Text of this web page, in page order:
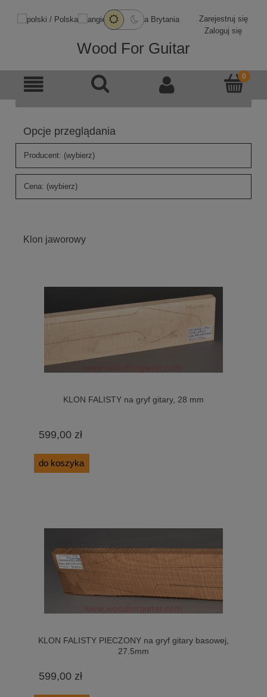
Zarejestruj się
Zaloguj się
Wood For Guitar
Opcje przeglądania
Producent: (wybierz)
Cena: (wybierz)
Klon jaworowy
KLON FALISTY na gryf gitary, 28 mm
599,00 zł
do koszyka
KLON FALISTY PIECZONY na gryf gitary basowej,
27.5mm
599,00 zł